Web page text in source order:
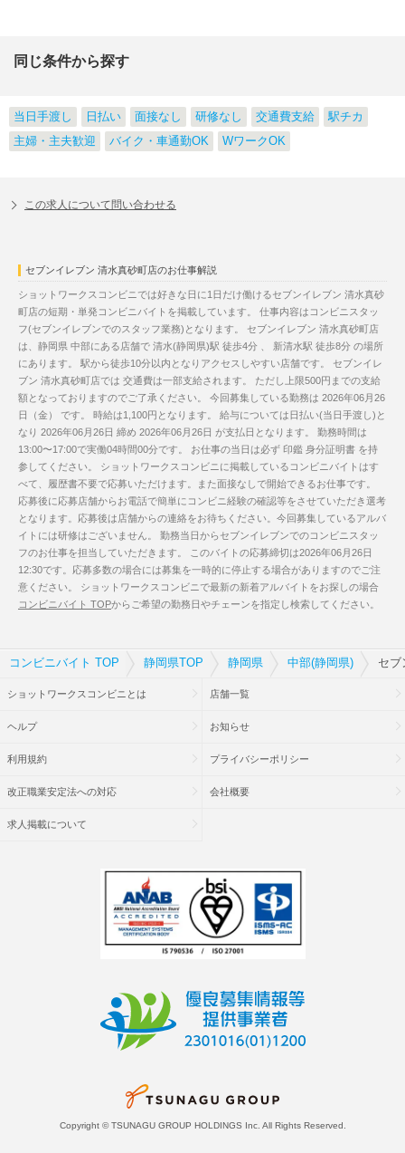
同じ条件から探す
当日手渡し 日払い 面接なし 研修なし 交通費支給
駅チカ
主婦・主夫歓迎
バイク・車通勤OK WワークOK
この求人について問い合わせる
セブンイレブン 清水真砂町店のお仕事解説
ショットワークスコンビニでは好きな日に1日だけ働けるセブンイレブン 清水真砂
町店の短期・単発コンビニバイトを掲載しています。 仕事内容はコンビニスタッ
フ(セブンイレブンでのスタッフ業務)となります。 セブンイレブン 清水真砂町店
は、静岡県 中部にある店舗で 清水(静岡県)駅 徒歩4分 、 新清水駅 徒歩8分 の場所
にあります。 駅から徒歩10分以内となりアクセスしやすい店舗です。 セブンイレ
ブン 清水真砂町店では 交通費は一部支給されます。 ただし上限500円までの支給
額となっておりますのでご了承ください。 今回募集している勤務は 2026年06月26
日（金） です。 時給は1,100円となります。 給与については日払い(当日手渡し)と
なり 2026年06月26日 締め 2026年06月26日 が支払日となります。 勤務時間は
13:00〜17:00で実働04時間00分です。 お仕事の当日は必ず 印鑑 身分証明書 を持
参してください。 ショットワークスコンビニに掲載しているコンビニバイトはす
べて、履歴書不要で応募いただけます。また面接なしで開始できるお仕事です。
応募後に応募店舗からお電話で簡単にコンビニ経験の確認等をさせていただき選考
となります。応募後は店舗からの連絡をお待ちください。今回募集しているアルバ
イトには研修はございません。 勤務当日からセブンイレブンでのコンビニスタッ
フのお仕事を担当していただきます。 このバイトの応募締切は2026年06月26日
12:30です。応募多数の場合には募集を一時的に停止する場合がありますのでご注
意ください。 ショットワークスコンビニで最新の新着アルバイトをお探しの場合
コンビニバイト TOPからご希望の勤務日やチェーンを指定し検索してください。
コンビニバイト TOP 静岡県TOP 静岡県 中部(静岡県) セブ
ショットワークスコンビニとは 店舗一覧
ヘルプ お知らせ
利用規約 プライバシーポリシー
改正職業安定法への対応 会社概要
求人掲載について
Copyright © TSUNAGU GROUP HOLDINGS Inc. All Rights Reserved.